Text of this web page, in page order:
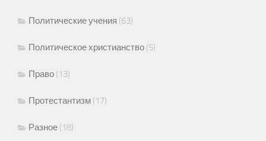
Политические учения (63)
Политическое христианство (5)
Право (13)
Протестантизм (17)
Разное (18)